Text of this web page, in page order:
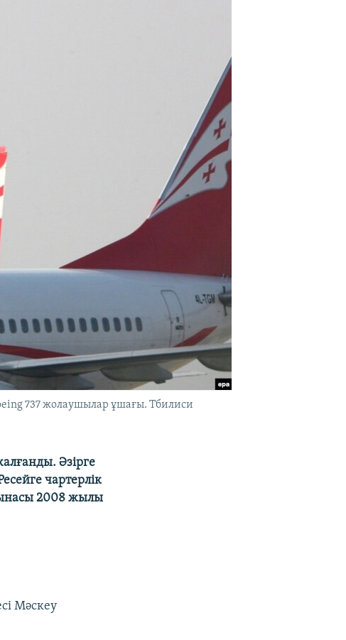
737 жолаушылар ұшағы. Тбилиси
Әзірге
чартерлік
2008 жылы
Мәскеу